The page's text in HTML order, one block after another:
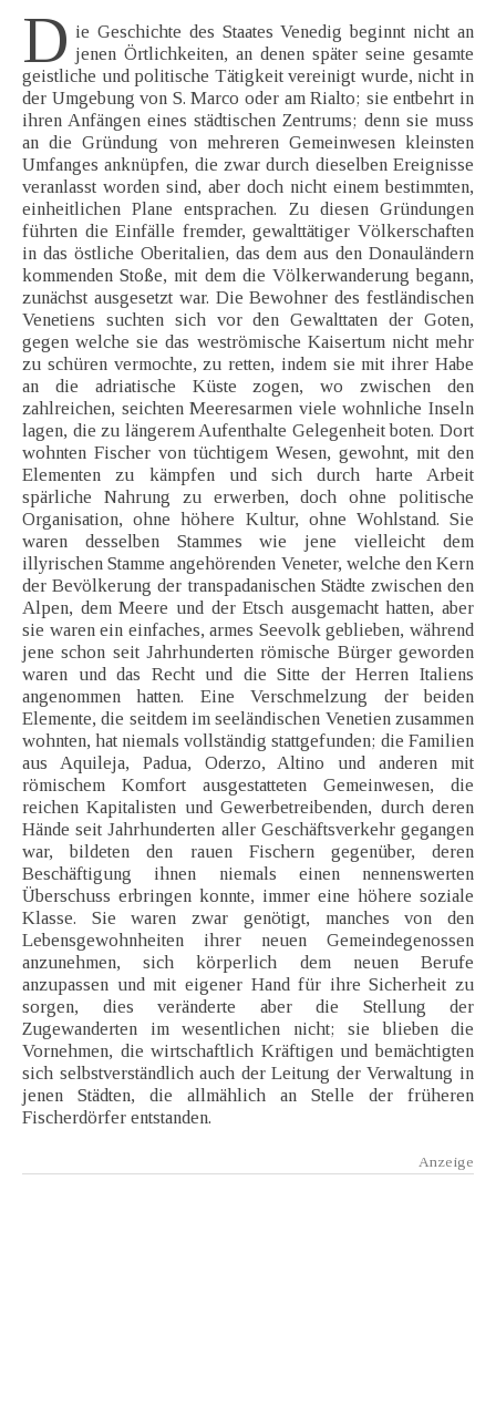
D ie Geschichte des Staates Venedig beginnt nicht an
jenen Örtlichkeiten, an denen später seine gesamte
geistliche und politische Tätigkeit vereinigt wurde, nicht in
der Umgebung von S. Marco oder am Rialto; sie entbehrt in
ihren Anfängen eines städtischen Zentrums; denn sie muss
an die Gründung von mehreren Gemeinwesen kleinsten
Umfanges anknüpfen, die zwar durch dieselben Ereignisse
veranlasst worden sind, aber doch nicht einem bestimmten,
einheitlichen Plane entsprachen. Zu diesen Gründungen
führten die Einfälle fremder, gewalttätiger Völkerschaften
in das östliche Oberitalien, das dem aus den Donauländern
kommenden Stoße, mit dem die Völkerwanderung begann,
zunächst ausgesetzt war. Die Bewohner des festländischen
Venetiens suchten sich vor den Gewalttaten der Goten,
gegen welche sie das weströmische Kaisertum nicht mehr
zu schüren vermochte, zu retten, indem sie mit ihrer Habe
an die adriatische Küste zogen, wo zwischen den
zahlreichen, seichten Meeresarmen viele wohnliche Inseln
lagen, die zu längerem Aufenthalte Gelegenheit boten. Dort
wohnten Fischer von tüchtigem Wesen, gewohnt, mit den
Elementen zu kämpfen und sich durch harte Arbeit
spärliche Nahrung zu erwerben, doch ohne politische
Organisation, ohne höhere Kultur, ohne Wohlstand. Sie
waren desselben Stammes wie jene vielleicht dem
illyrischen Stamme angehörenden Veneter, welche den Kern
der Bevölkerung der transpadanischen Städte zwischen den
Alpen, dem Meere und der Etsch ausgemacht hatten, aber
sie waren ein einfaches, armes Seevolk geblieben, während
jene schon seit Jahrhunderten römische Bürger geworden
waren und das Recht und die Sitte der Herren Italiens
angenommen hatten. Eine Verschmelzung der beiden
Elemente, die seitdem im seeländischen Venetien zusammen
wohnten, hat niemals vollständig stattgefunden; die Familien
aus Aquileja, Padua, Oderzo, Altino und anderen mit
römischem Komfort ausgestatteten Gemeinwesen, die
reichen Kapitalisten und Gewerbetreibenden, durch deren
Hände seit Jahrhunderten aller Geschäftsverkehr gegangen
war, bildeten den rauen Fischern gegenüber, deren
Beschäftigung ihnen niemals einen nennenswerten
Überschuss erbringen konnte, immer eine höhere soziale
Klasse. Sie waren zwar genötigt, manches von den
Lebensgewohnheiten ihrer neuen Gemeindegenossen
anzunehmen, sich körperlich dem neuen Berufe
anzupassen und mit eigener Hand für ihre Sicherheit zu
sorgen, dies veränderte aber die Stellung der
Zugewanderten im wesentlichen nicht; sie blieben die
Vornehmen, die wirtschaftlich Kräftigen und bemächtigten
sich selbstverständlich auch der Leitung der Verwaltung in
jenen Städten, die allmählich an Stelle der früheren
Fischerdörfer entstanden.